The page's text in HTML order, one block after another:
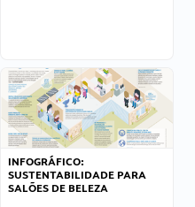
INFOGRÁFICO:
SUSTENTABILIDADE PARA
SALÕES DE BELEZA